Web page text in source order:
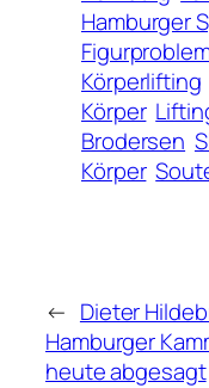
Hamburger
Körperlifting
Körper
Brodersen
Körper
← Dieter
Hamburger
heute abgesagt